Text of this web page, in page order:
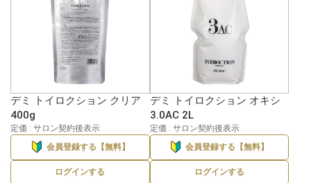
デミ トイロクション クリア
400g
定価 : サロン契約後表示
会員登録する【無料】
ログインする
デミ トイロクション オキシ
3.0AC 2L
定価 : サロン契約後表示
会員登録する【無料】
ログインする